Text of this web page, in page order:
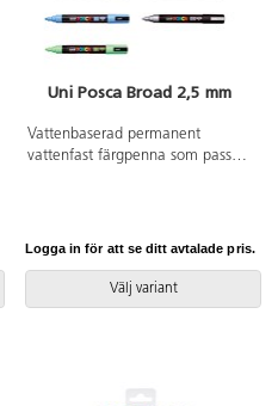
Uni Posca Broad 2,5 mm
Vattenbaserad permanent
vattenfast färgpenna som passar
Logga in för att se ditt avtalade pris.
Välj variant